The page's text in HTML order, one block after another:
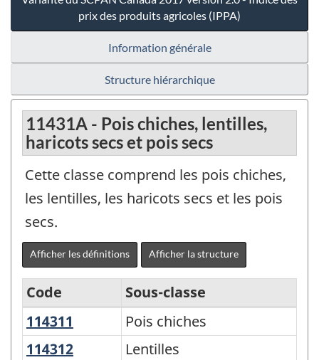
prix des produits agricoles (IPPA)
Information générale
Structure hiérarchique
11431A - Pois chiches, lentilles,
haricots secs et pois secs
Cette classe comprend les pois chiches,
les lentilles, les haricots secs et les pois
secs.
Afficher les définitions Afficher la structure
Variante
du
Code
Sous-classe
114311
Pois chichesPois chiches
114312 LentillesLentilles